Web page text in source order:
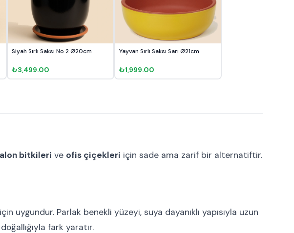
Siyah Sırlı Saksı No 2 Ø20cm
₺3,499.00
Yayvan Sırlı Saksı Sarı Ø21cm
₺1,999.00
bitkileri ve ofis çiçekleri için sade ama zarif bir alternatiftir.
Parlak benekli yüzeyi, suya dayanıklı yapısıyla uzun
fark yaratır.